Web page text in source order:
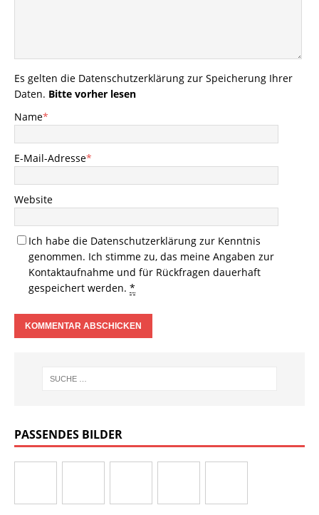
Es gelten die Datenschutzerklärung zur Speicherung Ihrer
Daten. Bitte vorher lesen
Name*
E-Mail-Adresse*
Website
Ich habe die Datenschutzerklärung zur Kenntnis
genommen. Ich stimme zu, das meine Angaben zur
Kontaktaufnahme und für Rückfragen dauerhaft
gespeichert werden. *
PASSENDES BILDER